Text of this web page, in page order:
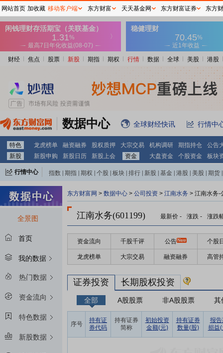
财经 焦点 股票 新股 期指 期权 行情 数据 全球 美股 港股
数据中心 全球财经快讯 行情中
特色 龙虎榜单 融资融券 股权质押 大宗交易 机构调研 期指持仓
公告
新股
新股申购 新股日历 新股上会 资金 大盘资金 个股资金 板块
行情中心 指数 期指 期权 个股 板块 排行 新股 基金 港股 美股 期货
全景图
首页
我的数据
热门数据
资金流向
特色数据
新股数据
东方财富网 > 数据中心 > 公司投资 > 江南水务 > 江南水务-
江南水务(601199) 最新价 - 涨跌 - 涨跌
资金流向 千股千评 公告 个股
龙虎榜单 大宗交易 融资融券 高管
证券投资 长期股权投资
全部 A股股票 非A股股票 其
序号
持有证
券代码
持有证券
简称
初始投资
金额(元)
持有证券
数量(股)
报告
损益(
网站首页 加收藏 移动客户端 东方财富 天天基金网 东方财富证券 东方